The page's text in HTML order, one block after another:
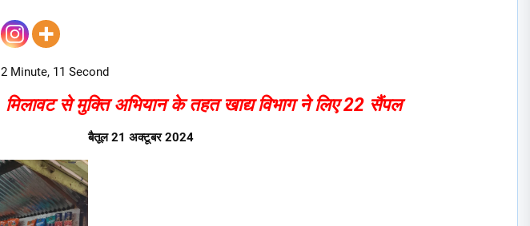
2 Minute, 11 Second
मिलावट से मुक्ति अभियान के तहत खाद्य विभाग ने लिए 22 सैंपल
बैतूल 21 अक्टूबर 2024